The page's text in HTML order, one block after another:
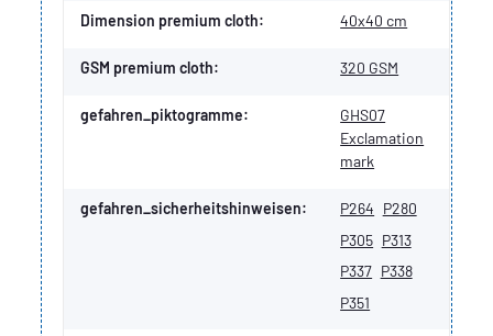
Dimension premium cloth: 40x40 cm
GSM premium cloth: 320 GSM
gefahren_piktogramme:
GHS07
Exclamation
mark
gefahren_sicherheitshinweisen: P264 P280
P305 P313
P337 P338
P351